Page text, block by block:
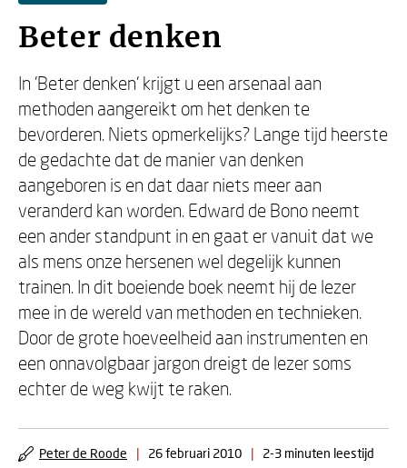
Beter denken
In 'Beter denken' krijgt u een arsenaal aan
methoden aangereikt om het denken te
bevorderen. Niets opmerkelijks? Lange tijd heerste
de gedachte dat de manier van denken
aangeboren is en dat daar niets meer aan
veranderd kan worden. Edward de Bono neemt
een ander standpunt in en gaat er vanuit dat we
als mens onze hersenen wel degelijk kunnen
trainen. In dit boeiende boek neemt hij de lezer
mee in de wereld van methoden en technieken.
Door de grote hoeveelheid aan instrumenten en
een onnavolgbaar jargon dreigt de lezer soms
echter de weg kwijt te raken.
Peter de Roode | 26 februari 2010 | 2-3 minuten leestijd